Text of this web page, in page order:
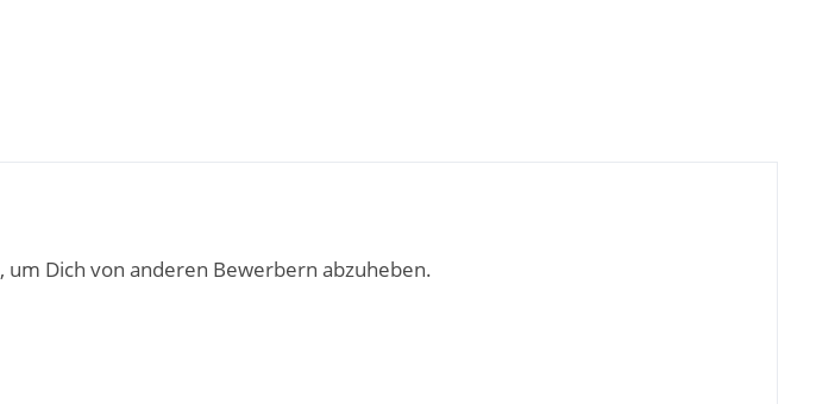
, um Dich von anderen Bewerbern abzuheben.